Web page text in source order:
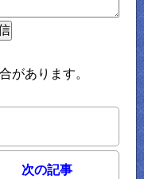
があります。
次の記事